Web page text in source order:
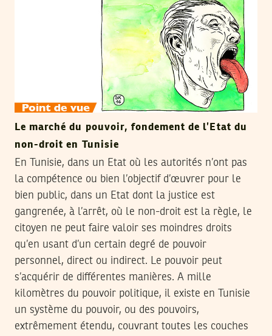
Le marché du pouvoir, fondement de l’Etat du
non-droit en Tunisie
En Tunisie, dans un Etat où les autorités n’ont pas
la compétence ou bien l’objectif d’œuvrer pour le
bien public, dans un Etat dont la justice est
gangrenée, à l’arrêt, où le non-droit est la règle, le
citoyen ne peut faire valoir ses moindres droits
qu’en usant d’un certain degré de pouvoir
personnel, direct ou indirect. Le pouvoir peut
s’acquérir de différentes manières. A mille
kilomètres du pouvoir politique, il existe en Tunisie
un système du pouvoir, ou des pouvoirs,
extrêmement étendu, couvrant toutes les couches